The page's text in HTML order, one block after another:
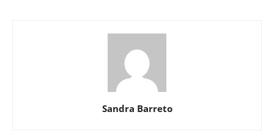
Sandra Barreto